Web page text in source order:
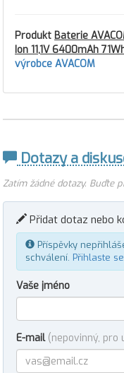
Produkt Baterie
Ion 11,1V 6400mAh
výrobce AVACOM
Dotazy a
Zatím žádné dotazy. Buďte
Přidat dotaz nebo
Příspěvky
schválení. Přihlaste se
Vaše jméno
E-mail (nepovinný, pro